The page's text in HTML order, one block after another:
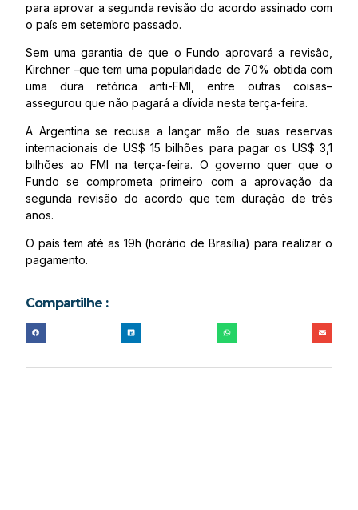
para aprovar a segunda revisão do acordo assinado com
o país em setembro passado.
Sem uma garantia de que o Fundo aprovará a revisão,
Kirchner –que tem uma popularidade de 70% obtida com
uma dura retórica anti-FMI, entre outras coisas–
assegurou que não pagará a dívida nesta terça-feira.
A Argentina se recusa a lançar mão de suas reservas
internacionais de US$ 15 bilhões para pagar os US$ 3,1
bilhões ao FMI na terça-feira. O governo quer que o
Fundo se comprometa primeiro com a aprovação da
segunda revisão do acordo que tem duração de três
anos.
O país tem até as 19h (horário de Brasília) para realizar o
pagamento.
Compartilhe :